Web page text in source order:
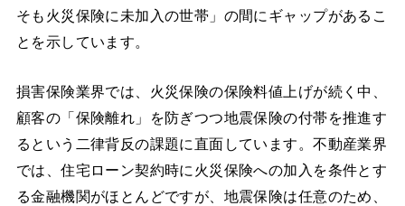
そも火災保険に未加入の世帯」の間にギャップがあるこ
とを示しています。
損害保険業界では、火災保険の保険料値上げが続く中、
顧客の「保険離れ」を防ぎつつ地震保険の付帯を推進す
るという二律背反の課題に直面しています。不動産業界
では、住宅ローン契約時に火災保険への加入を条件とす
る金融機関がほとんどですが、地震保険は任意のため、